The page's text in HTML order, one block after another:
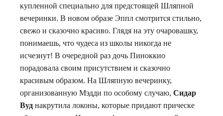
купленной специально для предстоящей Шляпной
вечеринки. В новом образе Эппл смотрится стильно,
свежо и сказочно красиво. Глядя на эту очаровашку,
понимаешь, что чудеса из школы никогда не
исчезнут! В очередной раз дочь Пиноккио
порадовала своим присутствием и сказочно
красивым образом. На Шляпную вечеринку,
организованную Мэдди по особому случаю, Сидар
Вуд накрутила локоны, которые придают прическе